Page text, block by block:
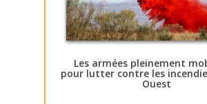
Les armées pleinement
pour lutter contre les
Ouest